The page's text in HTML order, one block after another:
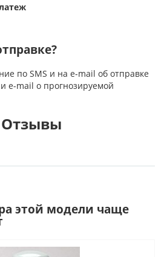
по SMS и на e-mail об отправке
e-mail о прогнозируемой
Отзывы
этой модели чаще